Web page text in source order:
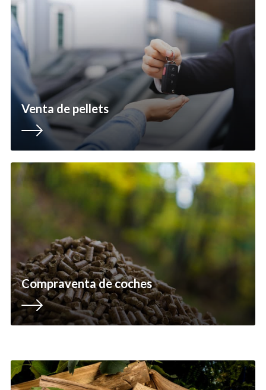
Venta de pellets
Compraventa de coches